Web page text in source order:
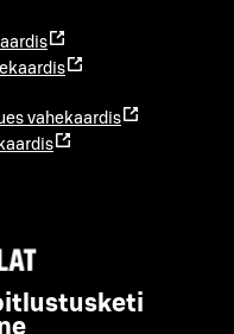
vahekaardis